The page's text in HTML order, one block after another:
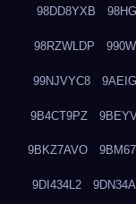
98DD8YXB
98RZWLDP
99NJVYC8
9B4CT9PZ
9BKZ7AVO
9DI434L2